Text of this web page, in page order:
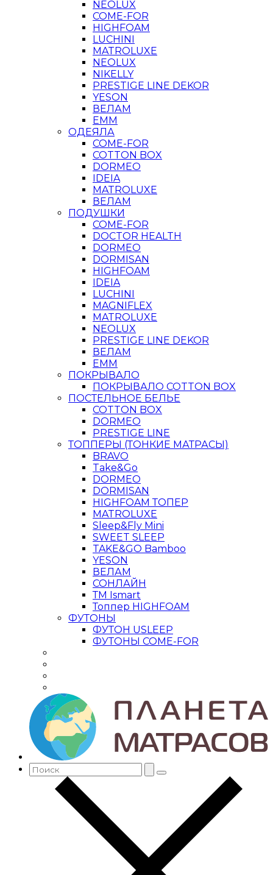
NEOLUX
COME-FOR
HIGHFOAM
LUCHINI
MATROLUXE
NEOLUX
NIKELLY
PRESTIGE LINE DEKOR
YESON
ВЕЛАМ
ЕММ
ОДЕЯЛА
COME-FOR
COTTON BOX
DORMEO
IDEIA
MATROLUXE
ВЕЛАМ
ПОДУШКИ
COME-FOR
DOCTOR HEALTH
DORMEO
DORMISAN
HIGHFOAM
IDEIA
LUCHINI
MAGNIFLEX
MATROLUXE
NEOLUX
PRESTIGE LINE DEKOR
ВЕЛАМ
ЕММ
ПОКРЫВАЛО
ПОКРЫВАЛО COTTON BOX
ПОСТЕЛЬНОЕ БЕЛЬЕ
COTTON BOX
DORMEO
PRESTIGE LINE
ТОППЕРЫ (ТОНКИЕ МАТРАСЫ)
BRAVO
Take&Go
DORMEO
DORMISAN
HIGHFOAM ТОПЕР
MATROLUXE
Sleep&Fly Mini
SWEET SLEEP
TAKE&GO Bamboo
YESON
ВЕЛАМ
СОНЛАЙН
ТМ Ismart
Топпер HIGHFOAM
ФУТОНЫ
ФУТОН USLEEP
ФУТОНЫ COME-FOR